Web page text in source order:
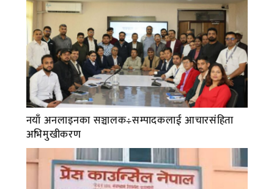
नयाँ अनलाइनका सञ्चालक÷सम्पादकलाई आचारसंहिता
अभिमुखीकरण